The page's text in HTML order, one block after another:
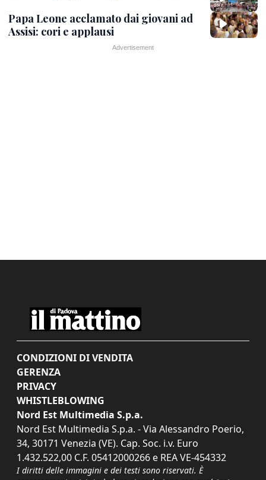
Papa Leone acclamato dai giovani ad
Assisi: cori e applausi
CONDIZIONI DI VENDITA
GERENZA
PRIVACY
WHISTLEBLOWING
Nord Est Multimedia S.p.a.
Nord Est Multimedia S.p.a. - Via Alessandro Poerio,
34, 30171 Venezia (VE). Cap. Soc. i.v. Euro
1.432.522,00 C.F. 05412000266 e REA VE-454332
I diritti delle immagini e dei testi sono riservati. È